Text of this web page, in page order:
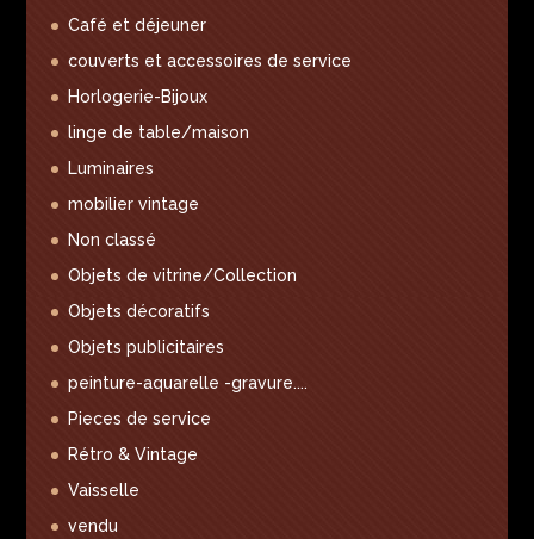
Café et déjeuner
couverts et accessoires de service
Horlogerie-Bijoux
linge de table/maison
Luminaires
mobilier vintage
Non classé
Objets de vitrine/Collection
Objets décoratifs
Objets publicitaires
peinture-aquarelle -gravure....
Pieces de service
Rétro & Vintage
Vaisselle
vendu